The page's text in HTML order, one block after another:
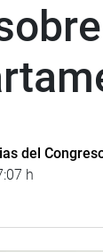
del
h